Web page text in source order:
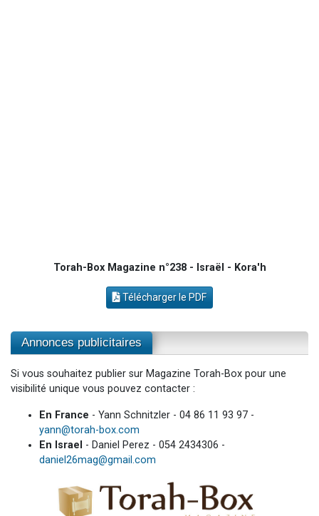
Torah-Box Magazine n°238 - Israël - Kora'h
Télécharger le PDF
Annonces publicitaires
Si vous souhaitez publier sur Magazine Torah-Box pour une
visibilité unique vous pouvez contacter :
En France - Yann Schnitzler - 04 86 11 93 97 -
yann@torah-box.com
En Israel - Daniel Perez - 054 2434306 -
daniel26mag@gmail.com